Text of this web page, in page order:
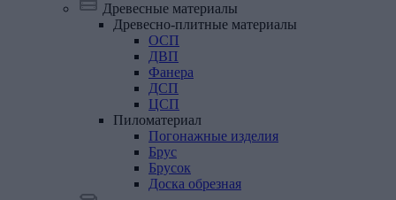
Древесные материалы
Древесно-плитные материалы
ОСП
ДВП
Фанера
ДСП
ЦСП
Пиломатериал
Погонажные изделия
Брус
Брусок
Доска обрезная